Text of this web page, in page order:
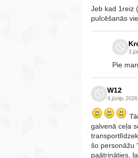
Jeb kad 1reiz
pulcēšanās
Pie
W12
4.jūnijs
galvenā ceļa
šo personāžu
paātrināties,